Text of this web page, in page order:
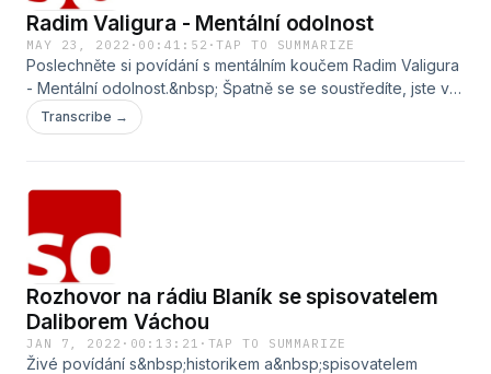
Radim Valigura - Mentální odolnost
MAY 23, 2022 · 00:41:52 ·TAP TO SUMMARIZE
Poslechněte si povídání s mentálním koučem Radim Valigura
- Mentální odolnost.&nbsp; Špatně se se soustředíte, jste ve
stresu, potřebujete poradit, jak na svou psychiku a co je to
mentální koučink?&nbsp;
Transcribe →
Rozhovor na rádiu Blaník se spisovatelem
Daliborem Váchou
JAN 7, 2022 · 00:13:21 · TAP TO SUMMARIZE
Živé povídání s&nbsp;historikem a&nbsp;spisovatelem